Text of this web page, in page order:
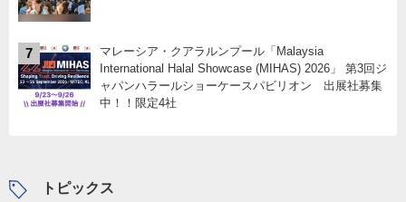
7
マレーシア・クアラルンプール「Malaysia
International Halal Showcase (MIHAS) 2026」 第3回ジ
ャパンハラールショーケースパビリオン 出展社募集
中！！限定4社
トピックス